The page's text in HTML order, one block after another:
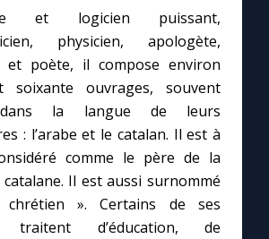
et logicien puissant,
physicien, apologète,
et poète, il compose environ
soixante ouvrages, souvent
la langue de leurs
: l’arabe et le catalan. Il est à
comme le père de la
Il est aussi surnommé
chrétien ». Certains de ses
traitent d’éducation, de